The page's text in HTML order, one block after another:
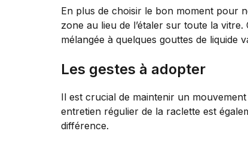
En plus de choisir le bon moment pour
zone au lieu de l’étaler sur toute la vitre.
mélangée à quelques gouttes de liquide
Les gestes à adopter
Il est crucial de maintenir un
entretien régulier de la raclette est
différence.